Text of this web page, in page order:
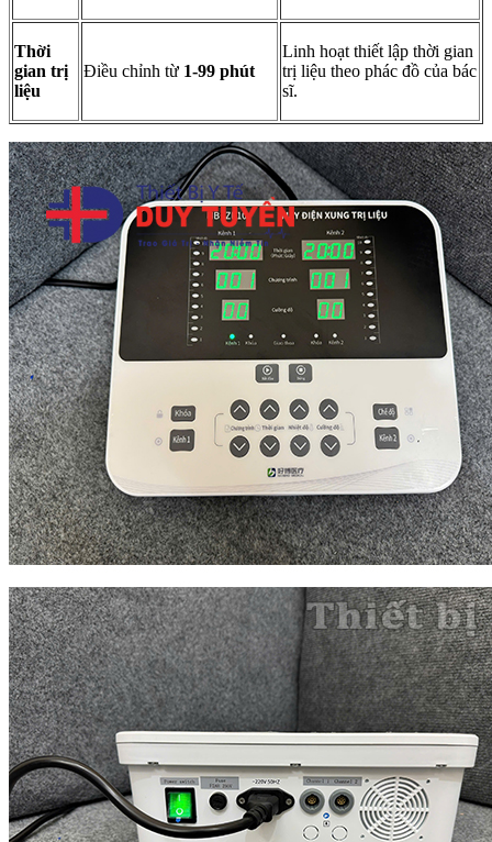
Thời
gian trị
liệu
Điều chỉnh từ 1-99 phút
Linh hoạt thiết lập thời gian
trị liệu theo phác đồ của bác
sĩ.